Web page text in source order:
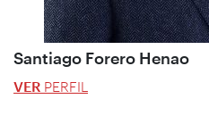
Santiago Forero Henao
VER PERFIL